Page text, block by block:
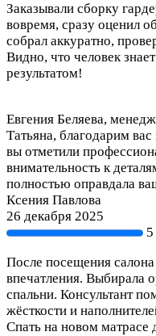
Заказывали сборку
вовремя, сразу оценил
собрал аккуратно,
Видно, что человек
результатом!
Евгения Беляева,
Татьяна, благодарим
вы отметили
внимательность к
полностью оправдала
Ксения Павлова
26 декабря 2025
5
После посещения
впечатления. Выбирала
спальни. Консультант
жёсткости и
Спать на новом матрасе